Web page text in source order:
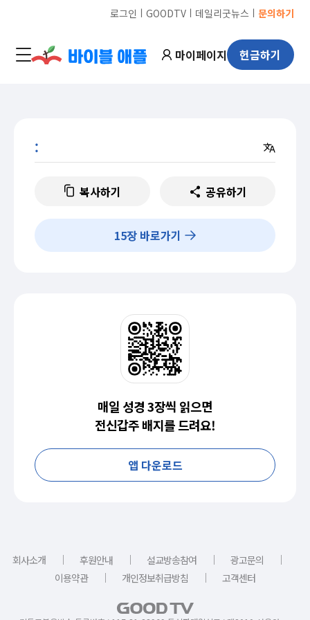
로그인 ㅣ GOODTVㅣ 데일리굿뉴스 ㅣ 문의하기
마이페이지 헌금하기
:
복사하기 공유하기
15장 바로가기
매일 성경 3장씩 읽으면
전신갑주 배지를 드려요!
앱 다운로드
회사소개 ｜ 후원안내 ｜ 설교방송참여 ｜ 광고문의
｜
이용약관
｜ 개인정보취급방침 ｜ 고객센터